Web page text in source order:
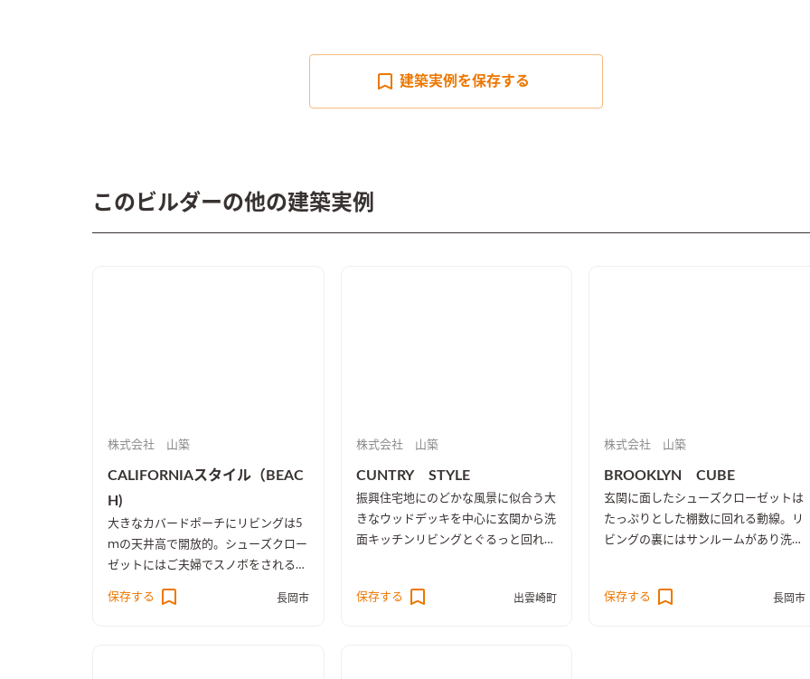
建築実例を保存する
このビルダーの他の建築実例
株式会社 山築
CALIFORNIAスタイル（BEAC
H)
大きなカバードポーチにリビングは5
ｍの天井高で開放的。シューズクロー
ゼットにはご夫婦でスノボをされるの
で専用の収納ラックと飾り用のスペー
スも。こだわりポイントは2階の隠し
保存する 長岡市
株式会社 山築
CUNTRY STYLE
振興住宅地にのどかな風景に似合う大
きなウッドデッキを中心に玄関から洗
面キッチンリビングとぐるっと回れる
かれサンルーム兼用ですが奥にはファ
保存する 出雲崎町
株式会社 山築
BROOKLYN CUBE
玄関に面したシューズクローゼットは
たっぷりとした棚数に回れる動線。リ
ビングの裏にはサンルームがあり洗面
いだりお布団が干せます。全体的には
保存する 長岡市